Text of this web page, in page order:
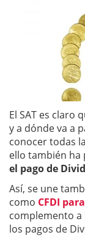
El SAT es claro
y a dónde va a
conocer todas
ello también ha
el pago de
Así, se une
como CFDI
complemento a
los pagos de